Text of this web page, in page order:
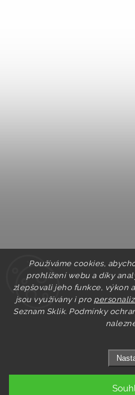
Používáme cookies,
prohlížení webu a díky
zlepšovali jeho funkce, výkon
jsou využívány i pro
Seznam Sklik. Podmínky